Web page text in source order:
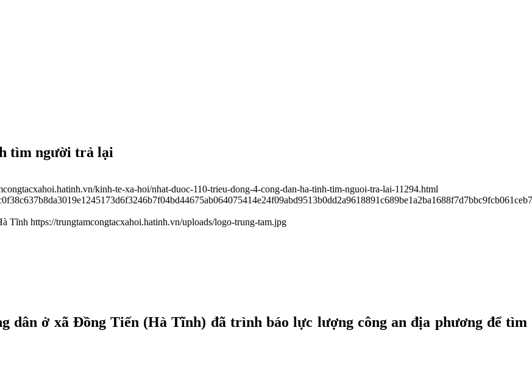
tìm người trả lại
kinh-te-xa-hoi/nhat-duoc-110-trieu-dong-4-cong-dan-ha-tinh-tim-nguoi-tra-lai-11294.html
Tĩnh https://trungtamcongtacxahoi.hatinh.vn/uploads/logo-trung-tam.jpg
dân ở xã Đồng Tiến (Hà Tĩnh) đã trình báo lực lượng công an địa phương để tìm